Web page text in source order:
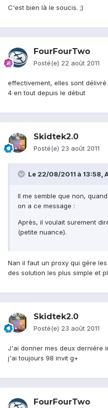
C'est bien là le soucis. ;)
FourFourTwo
Posté(e) 22 août 2011
effectivement, elles sont
4 en tout depuis le début
Skidtek2.0
Posté(e) 23 août 2011
Le 22/08/2011 à 13:58,
Il me semble que non,
on a ce message :
Après, il voulait surement
(petite nuance).
Nan il faut un proxy qui gére
des solution les plus simple et
Skidtek2.0
Posté(e) 23 août 2011
J'ai donner mes deux derniére
j'ai toujours 98 invit g+
FourFourTwo